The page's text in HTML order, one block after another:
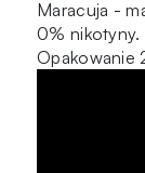
Maracuja -
0% nikotyny.
Opakowanie